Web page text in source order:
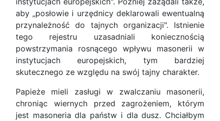
aby „posłowie i urzędnicy deklarowali ewentualną
przynależność do tajnych organizacji". Istnienie
tego rejestru uzasadniali koniecznością
powstrzymania rosnącego wpływu masonerii w
instytucjach europejskich, tym bardziej
skutecznego ze względu na swój tajny charakter.
Papieże mieli zasługi w zwalczaniu masonerii,
chroniąc wiernych przed zagrożeniem, którym
jest masoneria dla państw i dla dusz. Chciałbym